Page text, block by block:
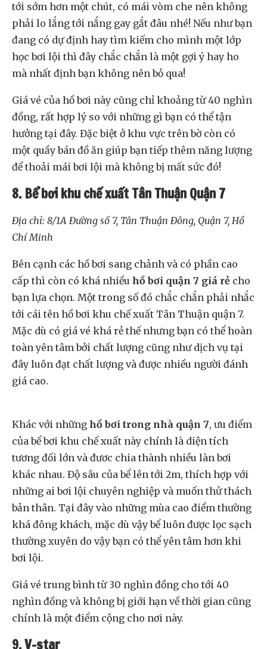
tới sớm hơn một chút, có mái vòm che nên không
phải lo lắng tới nắng gay gắt đâu nhé! Nếu như bạn
đang có dự định hay tìm kiếm cho mình một lớp
học bơi lội thì đây chắc chắn là một gợi ý hay ho
mà nhất định bạn không nên bỏ qua!
Giá vé của hồ bơi này cũng chỉ khoảng từ 40 nghìn
đồng, rất hợp lý so với những gì bạn có thể tận
hưởng tại đây. Đặc biệt ở khu vực trên bờ còn có
một quầy bán đồ ăn giúp bạn tiếp thêm năng lượng
để thoải mái bơi lội mà không bị mất sức đó!
8. Bể bơi khu chế xuất Tân Thuận Quận 7
Địa chỉ: 8/1A Đường số 7, Tân Thuận Đông, Quận 7, Hồ
Chí Minh
Bên cạnh các hồ bơi sang chảnh và có phần cao
cấp thì còn có khá nhiều hồ bơi quận 7 giá rẻ cho
bạn lựa chọn. Một trong số đó chắc chắn phải nhắc
tới cái tên hồ bơi khu chế xuất Tân Thuận quận 7.
Mặc dù có giá vé khá rẻ thế nhưng bạn có thể hoàn
toàn yên tâm bởi chất lượng cũng như dịch vụ tại
đây luôn đạt chất lượng và được nhiều người đánh
giá cao.
Khác với những hồ bơi trong nhà quận 7, ưu điểm
của bể bơi khu chế xuất này chính là diện tích
tương đối lớn và đươc chia thành nhiều làn bơi
khác nhau. Độ sâu của bể lên tới 2m, thích hợp với
những ai bơi lội chuyên nghiệp và muốn thử thách
bản thân. Tại đây vào những mùa cao điểm thường
khá đông khách, mặc dù vậy bể luôn được lọc sạch
thường xuyên do vậy bạn có thể yên tâm hơn khi
bơi lội.
Giá vé trung bình từ 30 nghìn đồng cho tới 40
nghìn đồng và không bị giới hạn về thời gian cũng
chính là một điểm cộng cho nơi này.
9. V-star